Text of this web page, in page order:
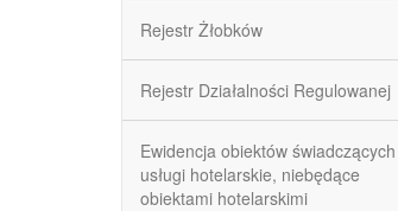
Rejestr Żłobków
Rejestr Działalności Regulowanej
Ewidencja obiektów świadczących
usługi hotelarskie, niebędące
obiektami hotelarskimi